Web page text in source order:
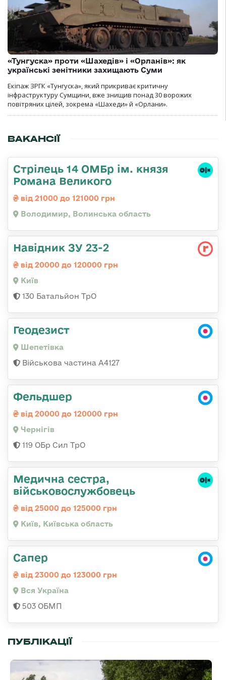
«Тунгуска» проти «Шахедів» і «Орланів»: як
українські зенітники захищають Суми
Екіпаж ЗРГК «Тунгуска», який прикриває критичну
інфраструктуру Сумщини, вже знищив понад 30 ворожих
повітряних цілей, зокрема «Шахеди» й «Орлани».
ВАКАНСІЇ
Стрілець 14 ОМБр ім. князя
Романа Великого
від 21000 до 121000 грн
Володимир, Волинська область
Навідник ЗУ 23-2
від 20000 до 120000 грн
Київ
130 Батальйон ТрО
Геодезист
Шепетівка
Військова частина А4127
Фельдшер
від 20000 до 120000 грн
Чернігів
119 ОБр Сил ТрО
Медична сестpа,
військовослужбовець
від 25000 до 125000 грн
Київ, Київська область
Сапер
від 23000 до 123000 грн
Вся Україна
503 ОБМП
ПУБЛІКАЦІЇ